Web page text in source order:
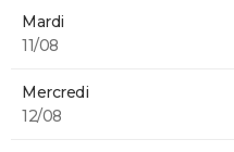
Mardi
11/08
Mercredi
12/08